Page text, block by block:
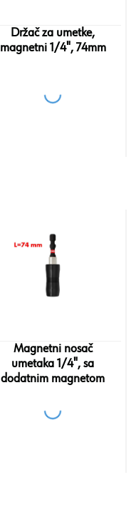
Držač za umetke,
magnetni 1/4", 74mm
Magnetni nosač
umetaka 1/4", sa
dodatnim magnetom